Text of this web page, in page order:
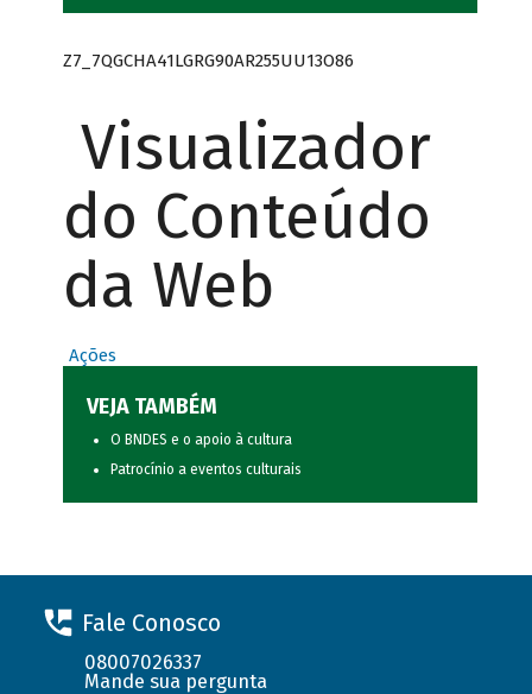
Z7_7QGCHA41LGRG90AR255UU13O86
Visualizador
do Conteúdo
da Web
Ações
VEJA TAMBÉM
O BNDES e o apoio à cultura
Patrocínio a eventos culturais
Fale Conosco
08007026337
Mande sua pergunta